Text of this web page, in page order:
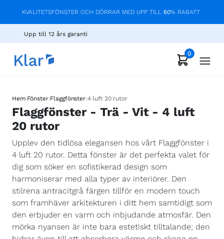
KVALITETSFÖNSTER OCH DÖRRAR MED UPP TILL 60% RABATT
Upp till 12 års garanti
0
Hem›Fönster›Flaggfönster›4 luft 20 rutor
Flaggfönster - Trä - Vit - 4 luft
20 rutor
Upplev den tidlösa elegansen hos vårt Flaggfönster i
4 luft 20 rutor. Detta fönster är det perfekta valet för
dig som söker en sofistikerad design som
harmoniserar med alla typer av interiörer. Den
stilrena antracitgrå färgen tillför en modern touch
som framhäver arkitekturen i ditt hem samtidigt som
den erbjuder en varm och inbjudande atmosfär. Den
mörka nyansen är inte bara estetiskt tilltalande; den